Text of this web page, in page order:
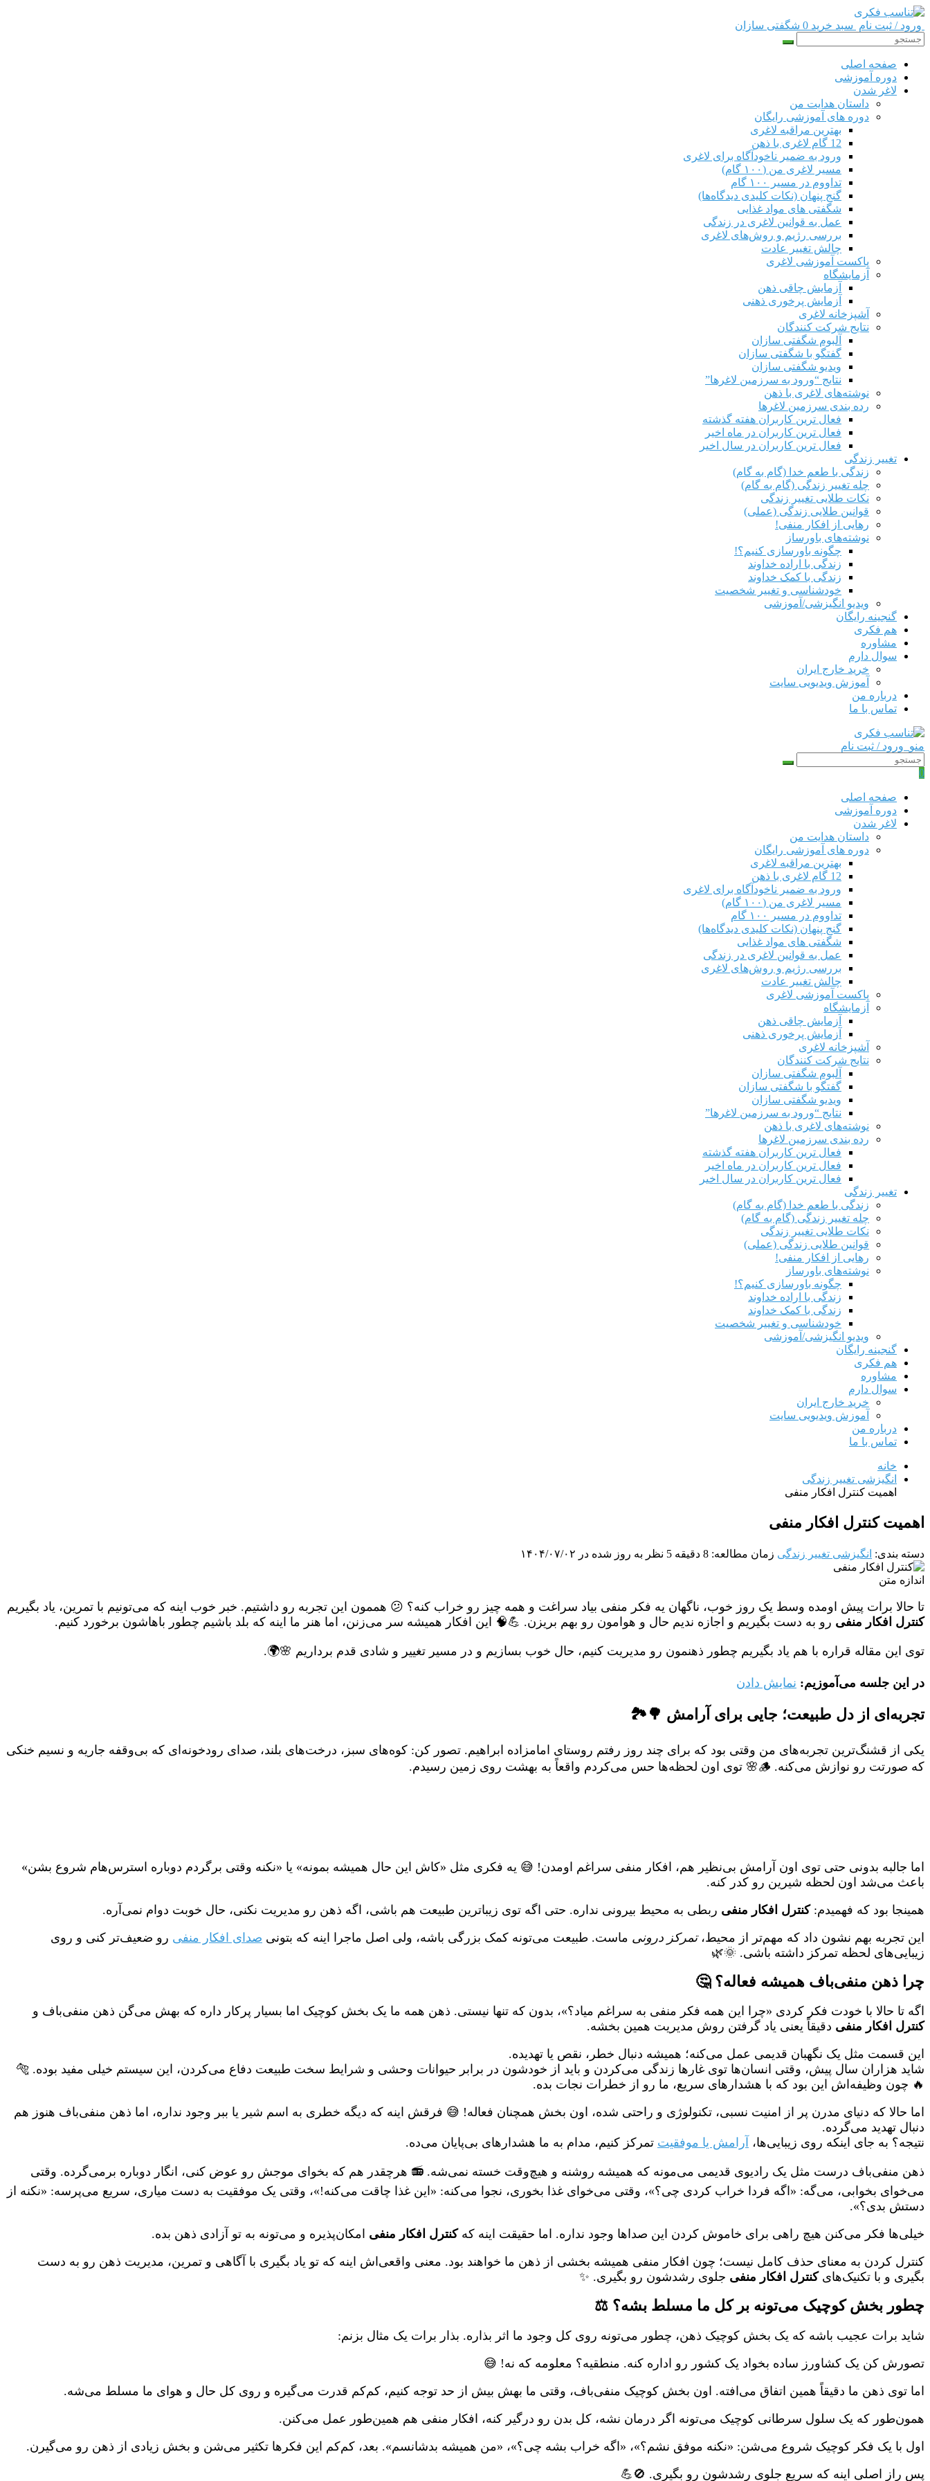
ورود / ثبت نام سبد خرید 0 شگفتی سازان
صفحه اصلی
دوره‌ آموزشی
لاغر شدن
داستان هدایت من
دوره های آموزشی رایگان
بهترین مراقبه لاغری
12 گام لاغری با ذهن
ورود به ضمیر ناخودآگاه برای لاغری
مسیر لاغری من (۱۰۰ گام)
تداووم در مسیر ۱۰۰ گام
گنج پنهان (نکات کلیدی دیدگاه‌ها)
شگفتی های مواد غذایی
عمل به قوانین لاغری در زندگی
بررسی رژیم‌ و روش‌های لاغری
چالش تغییر عادت
پاکست آموزشی لاغری
آزمایشگاه
آزمایش چاقی ذهن
آزمایش پرخوری ذهنی
آشپزخانه لاغری
نتایج شرکت کنندگان
آلبوم شگفتی سازان
گفتگو با شگفتی سازان
ویدیو شگفتی سازان
نتایج “ورود به سرزمین لاغرها”
نوشته‌های لاغری با ذهن
رده بندی سرزمین لاغرها
فعال ترین کاربران هفته گذشته
فعال ترین کاربران در ماه اخیر
فعال ترین کاربران در سال اخیر
تغییر زندگی
زندگی با طعم خدا (گام به گام)
چله تغییر زندگی (گام به گام)
نکات طلایی تغییر زندگی
قوانین طلایی زندگی (عملی)
رهایی از افکار منفی!
نوشته‌های باورساز
چگونه باورسازی کنیم؟!
زندگی با اراده خداوند
زندگی با کمک خداوند
خودشناسی و تغییر شخصیت
ویدیو انگیزشی/آموزشی
گنجینه رایگان
هم‌ فکری
مشاوره
سوال دارم
خرید خارج ایران
آموزش ویدیویی سایت
درباره من
تماس با ما
منو ورود / ثبت نام
0
صفحه اصلی
دوره‌ آموزشی
لاغر شدن
داستان هدایت من
دوره های آموزشی رایگان
بهترین مراقبه لاغری
12 گام لاغری با ذهن
ورود به ضمیر ناخودآگاه برای لاغری
مسیر لاغری من (۱۰۰ گام)
تداووم در مسیر ۱۰۰ گام
گنج پنهان (نکات کلیدی دیدگاه‌ها)
شگفتی های مواد غذایی
عمل به قوانین لاغری در زندگی
بررسی رژیم‌ و روش‌های لاغری
چالش تغییر عادت
پاکست آموزشی لاغری
آزمایشگاه
آزمایش چاقی ذهن
آزمایش پرخوری ذهنی
آشپزخانه لاغری
نتایج شرکت کنندگان
آلبوم شگفتی سازان
گفتگو با شگفتی سازان
ویدیو شگفتی سازان
نتایج “ورود به سرزمین لاغرها”
نوشته‌های لاغری با ذهن
رده بندی سرزمین لاغرها
فعال ترین کاربران هفته گذشته
فعال ترین کاربران در ماه اخیر
فعال ترین کاربران در سال اخیر
تغییر زندگی
زندگی با طعم خدا (گام به گام)
چله تغییر زندگی (گام به گام)
نکات طلایی تغییر زندگی
قوانین طلایی زندگی (عملی)
رهایی از افکار منفی!
نوشته‌های باورساز
چگونه باورسازی کنیم؟!
زندگی با اراده خداوند
زندگی با کمک خداوند
خودشناسی و تغییر شخصیت
ویدیو انگیزشی/آموزشی
گنجینه رایگان
هم‌ فکری
مشاوره
سوال دارم
خرید خارج ایران
آموزش ویدیویی سایت
درباره من
تماس با ما
خانه
انگیزشی تغییر زندگی
اهمیت کنترل افکار منفی
اهمیت کنترل افکار منفی
دسته بندی: انگیزشی تغییر زندگی زمان مطالعه: 8 دقیقه 5 نظر به روز شده در ۱۴۰۴/۰۷/۰۲
اندازه متن
تا حالا برات پیش اومده وسط یک روز خوب، ناگهان یه فکر منفی بیاد سراغت و همه چیز رو خراب کنه؟ 😕 هممون این تجربه رو داشتیم. خبر خوب اینه که می‌تونیم با تمرین، یاد بگیریم
کنترل افکار منفی رو به دست بگیریم و اجازه ندیم حال و هوامون رو بهم بریزن. 💪🧠 این افکار همیشه سر می‌زنن، اما هنر ما اینه که بلد باشیم چطور باهاشون برخورد کنیم.
توی این مقاله قراره با هم یاد بگیریم چطور ذهنمون رو مدیریت کنیم، حال خوب بسازیم و در مسیر تغییر و شادی قدم برداریم 🌸🌍.
در این جلسه می‌آموزیم: نمایش دادن
تجربه‌ای از دل طبیعت؛ جایی برای آرامش 🌳🏞️
یکی از قشنگ‌ترین تجربه‌های من وقتی بود که برای چند روز رفتم روستای امامزاده ابراهیم. تصور کن: کوه‌های سبز، درخت‌های بلند، صدای رودخونه‌ای که بی‌وقفه جاریه و نسیم خنکی
که صورتت رو نوازش می‌کنه. 🪵🌸 توی اون لحظه‌ها حس می‌کردم واقعاً به بهشت روی زمین رسیدم.
اما جالبه بدونی حتی توی اون آرامش بی‌نظیر هم، افکار منفی سراغم اومدن! 😅 یه فکری مثل «کاش این حال همیشه بمونه» یا «نکنه وقتی برگردم دوباره استرس‌هام شروع بشن»
باعث می‌شد اون لحظه شیرین رو کدر کنه.
همینجا بود که فهمیدم:کنترل افکار منفی ربطی به محیط بیرونی نداره. حتی اگه توی زیباترین طبیعت هم باشی، اگه ذهن رو مدیریت نکنی، حال خوبت دوام نمی‌آره.
این تجربه بهم نشون داد که مهم‌تر از محیط،تمرکز درونی ماست. طبیعت می‌تونه کمک بزرگی باشه، ولی اصل ماجرا اینه که بتونی صدای افکار منفی رو ضعیف‌تر کنی و روی
زیبایی‌های لحظه تمرکز داشته باشی. 🌞🌿
چرا ذهن منفی‌باف همیشه فعاله؟ 🤔
اگه تا حالا با خودت فکر کردی «چرا این همه فکر منفی به سراغم میاد؟»، بدون که تنها نیستی. ذهن همه ما یک بخش کوچیک اما بسیار پرکار داره که بهش می‌گن ذهن منفی‌باف و
کنترل افکار منفی دقیقاً یعنی یاد گرفتن روش مدیریت همین بخشه.
این قسمت مثل یک نگهبان قدیمی عمل می‌کنه؛ همیشه دنبال خطر، نقص یا تهدیده.
شاید هزاران سال پیش، وقتی انسان‌ها توی غارها زندگی می‌کردن و باید از خودشون در برابر حیوانات وحشی و شرایط سخت طبیعت دفاع می‌کردن، این سیستم خیلی مفید بوده. 🐅
🔥 چون وظیفه‌اش این بود که با هشدارهای سریع، ما رو از خطرات نجات بده.
اما حالا که دنیای مدرن پر از امنیت نسبی، تکنولوژی و راحتی شده، اون بخش همچنان فعاله! 😅 فرقش اینه که دیگه خطری به اسم شیر یا ببر وجود نداره، اما ذهن منفی‌باف هنوز هم
دنبال تهدید می‌گرده.
نتیجه؟ به جای اینکه روی زیبایی‌ها،
آرامش یا موفقیت تمرکز کنیم، مدام به ما هشدارهای بی‌پایان می‌ده.
ذهن منفی‌باف درست مثل یک رادیوی قدیمی می‌مونه که همیشه روشنه و هیچ‌وقت خسته نمی‌شه. 📻 هرچقدر هم که بخوای موجش رو عوض کنی، انگار دوباره برمی‌گرده. وقتی
می‌خوای بخوابی، می‌گه: «اگه فردا خراب کردی چی؟»، وقتی می‌خوای غذا بخوری، نجوا می‌کنه: «این غذا چاقت می‌کنه!»، وقتی یک موفقیت به دست میاری، سریع می‌پرسه: «نکنه از
دستش بدی؟».
خیلی‌ها فکر می‌کنن هیچ راهی برای خاموش کردن این صداها وجود نداره. اما حقیقت اینه کهکنترل افکار منفی امکان‌پذیره و می‌تونه به تو آزادی ذهن بده.
کنترل کردن به معنای حذف کامل نیست؛ چون افکار منفی همیشه بخشی از ذهن ما خواهند بود. معنی واقعی‌اش اینه که تو یاد بگیری با آگاهی و تمرین، مدیریت ذهن رو به دست
بگیری و با تکنیک‌هایکنترل افکار منفی جلوی رشدشون رو بگیری. ✨
چطور بخش کوچیک می‌تونه بر کل ما مسلط بشه؟ ⚖️
شاید برات عجیب باشه که یک بخش کوچیک ذهن، چطور می‌تونه روی کل وجود ما اثر بذاره. بذار برات یک مثال بزنم:
تصورش کن یک کشاورز ساده بخواد یک کشور رو اداره کنه. منطقیه؟ معلومه که نه! 😅
اما توی ذهن ما دقیقاً همین اتفاق می‌افته. اون بخش کوچیک منفی‌باف، وقتی ما بهش بیش از حد توجه کنیم، کم‌کم قدرت می‌گیره و روی کل حال و هوای ما مسلط می‌شه.
همون‌طور که یک سلول سرطانی کوچیک می‌تونه اگر درمان نشه، کل بدن رو درگیر کنه، افکار منفی هم همین‌طور عمل می‌کنن.
اول با یک فکر کوچیک شروع می‌شن: «نکنه موفق نشم؟»، «اگه خراب بشه چی؟»، «من همیشه بدشانسم». بعد، کم‌کم این فکرها تکثیر می‌شن و بخش زیادی از ذهن رو می‌گیرن.
پس راز اصلی اینه که سریع جلوی رشدشون رو بگیری. 🚫💪